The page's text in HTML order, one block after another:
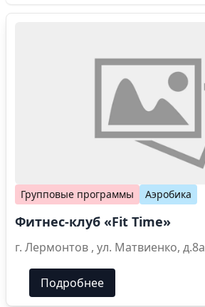
Групповые программы Аэробика
Фитнес-клуб «Fit Time»
г. Лермонтов , ул. Матвиенко, д.8а
Подробнее